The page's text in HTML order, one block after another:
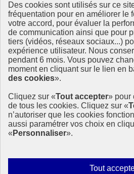
Des cookies sont utilisés sur ce
fréquentation pour en améliorer le
votre accord, pour évaluer la
de communication ainsi que pour
tiers (vidéos, réseaux sociaux...)
expérience utilisateur. Nous
pendant 6 mois. Vous pouvez
moment en cliquant sur le lien en
des cookies».
Cliquez sur «Tout accepter» pour
de tous les cookies. Cliquez sur «
n’autoriser que les cookies
aussi paramétrer vos choix en
« Personnaliser».
Tout
Ressources
La Méth’ODD
Gouvernement
Ce site propose l’information de
2030 et la feuille de route de la France.
tous les acteurs.
info.gouv.fr- ouvre une nouvelle
service-public.fr - ouvre une
legifrance.gouv.fr- ouvre une
data.gouv.fr- ouvre une nouvelle
Plan du site
Mentions légales